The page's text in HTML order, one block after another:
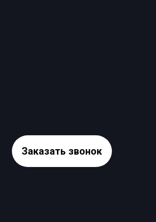
Заказать звонок